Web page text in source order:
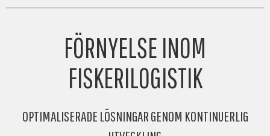
FÖRNYELSE INOM
FISKERILOGISTIK
OPTIMALISERADE LÖSNINGAR GENOM KONTINUERLIG